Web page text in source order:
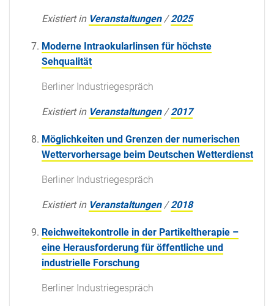
Existiert in Veranstaltungen /2025
Moderne Intraokularlinsen für höchste
Sehqualität
Berliner Industriegespräch
Existiert in Veranstaltungen /2017
Möglichkeiten und Grenzen der numerischen
Wettervorhersage beim Deutschen Wetterdienst
Berliner Industriegespräch
Existiert in Veranstaltungen /2018
Reichweitekontrolle in der Partikeltherapie –
eine Herausforderung für öffentliche und
industrielle Forschung
Berliner Industriegespräch